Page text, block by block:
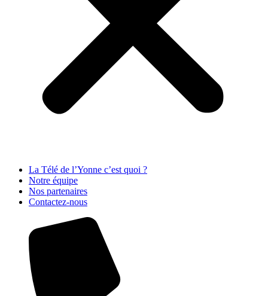
La Télé de l’Yonne c’est quoi ?
Notre équipe
Nos partenaires
Contactez-nous